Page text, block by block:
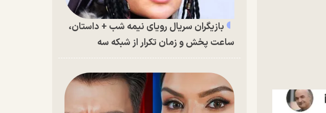
بازیگران سریال رویای نیمه شب + داستان،
ساعت پخش و زمان تکرار از شبکه سه